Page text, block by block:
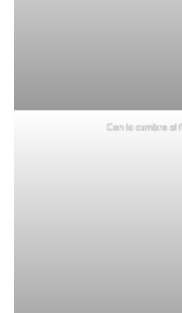
Con la cumbre al